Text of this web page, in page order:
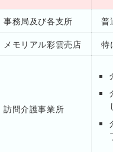
事務局及び各支所 普
メモリアル彩雲売店
特
訪問介護事業所